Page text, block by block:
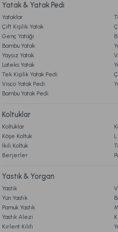
9. YATAK & KOLTUK SİPARİŞ VE
Ücretsiz Kargo
Banyo Paspası Harmo Yeşil
1.299,00 TL
Ücretsiz Kargo
1.299,00 TL
Banyo Paspası Arte Antrasit-Krem
1.099,00 TL
Yatak & Yatak Pedi
Yataklar
Çift Kişilik Yatak
Genç Yatağı
Bambu Yatak
Yaysız Yatak
Lateks Yatak
Tek Kişilik Yatak Pedi
Visco Yatak Pedi
Bambu Yatak Pedi
Koltuklar
Koltuklar
Köşe Koltuk
İkili Koltuk
Berjerler
Yastık & Yorgan
Yastık
Yün Yastık
Pamuk Yastık
Yastık Alezi
Kırlent Kılıfı